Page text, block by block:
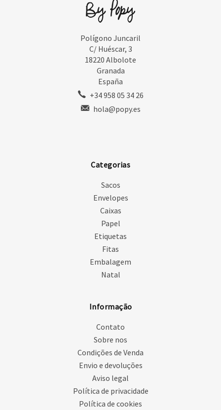
Polígono Juncaril
C/ Huéscar, 3
18220 Albolote
Granada
España
+34 958 05 34 26
hola@popy.es
Categorias
Sacos
Envelopes
Caixas
Papel
Etiquetas
Fitas
Embalagem
Natal
Informação
Contato
Sobre nos
Condições de Venda
Envio e devoluções
Aviso legal
Política de privacidade
Política de cookies